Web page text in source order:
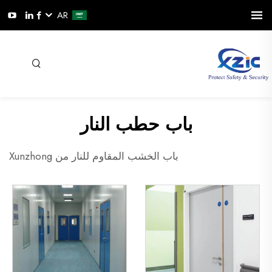
AR
باب حطب النار
باب الخشب المقاوم للنار من Xunzhong